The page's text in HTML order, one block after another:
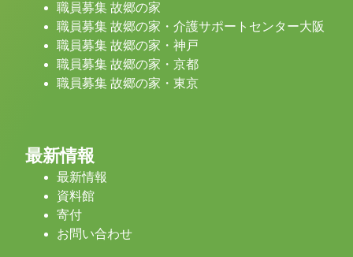
職員募集 故郷の家
職員募集 故郷の家・介護サポートセンター大阪
職員募集 故郷の家・神戸
職員募集 故郷の家・京都
職員募集 故郷の家・東京
最新情報
最新情報
資料館
寄付
お問い合わせ